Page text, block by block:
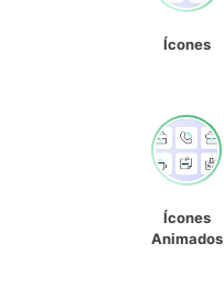
Ícones
Ícones
Animados